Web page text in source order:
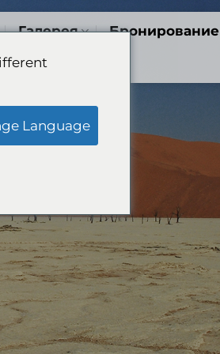
Галерея Бронирование
Language